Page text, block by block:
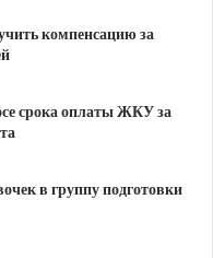
компенсацию за
срока оплаты ЖКУ за
в группу подготовки